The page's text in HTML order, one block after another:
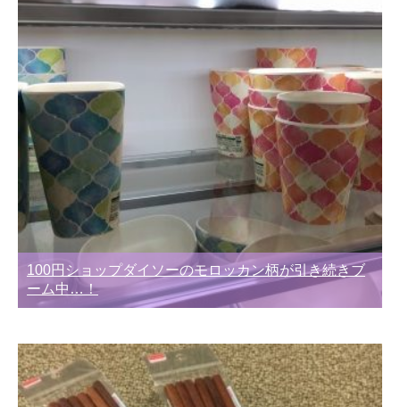
100円ショップダイソーのモロッカン柄が引き続きブ
ーム中…！